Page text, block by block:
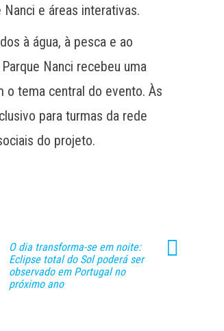
e áreas interativas.
à água, à pesca e ao
Nanci recebeu uma
o tema central do evento. Às
para turmas da rede
do projeto.
O dia transforma-se em noite:
Eclipse total do Sol poderá ser
observado em Portugal no
próximo ano